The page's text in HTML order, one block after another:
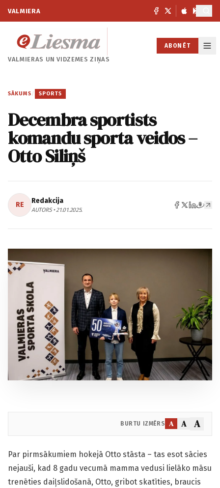
VALMIERA
VALMIERAS UNVIDZEMES ZIŅAS
ABONĒT
SĀKUMS / SPORTS
Decembra sportists
komandu sporta veidos –
Otto Siliņš
RE Redakcija
AUTORS • 21.01.2025.
BURTU IZMĒRS A A A
Par pirmsākumiem hokejā Otto stāsta – tas esot sācies
nejauši, kad 8 gadu vecumā mamma vedusi lielāko māsu
trenēties daiļslidošanā, Otto, gribot skatīties, braucis